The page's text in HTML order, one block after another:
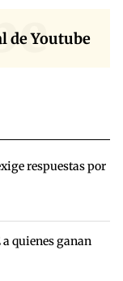
de Youtube
respuestas por
a quienes ganan